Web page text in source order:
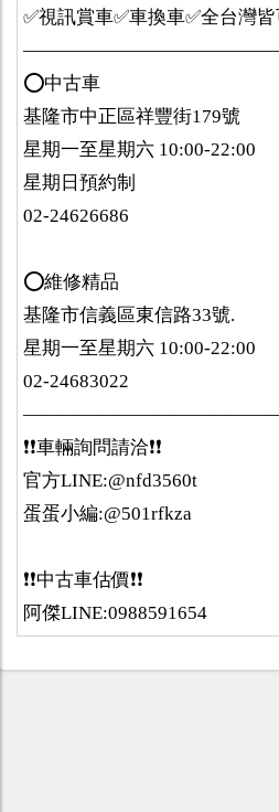
✅視訊賞車✅車換車✅全台灣
⭕️中古車
基隆市中正區祥豐街179號
星期一至星期六 10:00-22:00
星期日預約制
02-24626686
⭕️維修精品
基隆市信義區東信路33號.
星期一至星期六 10:00-22:00
02-24683022
❗️❗️車輛詢問請洽❗️❗️
官方LINE:@nfd3560t
蛋蛋小編:@501rfkza
❗️❗️中古車估價❗️❗️
阿傑LINE:0988591654